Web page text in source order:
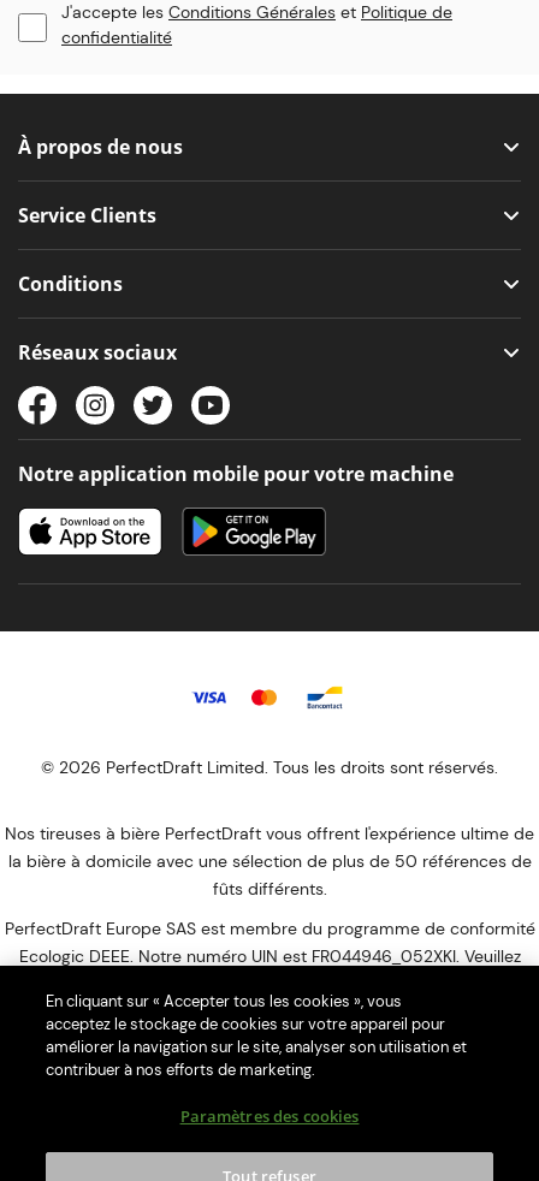
J'accepte les Conditions Générales et Politique de
confidentialité
À propos de nous
Service Clients
Conditions
Réseaux sociaux
Notre application mobile pour votre machine
© 2026 PerfectDraft Limited. Tous les droits sont réservés.
Nos tireuses à bière PerfectDraft vous offrent l'expérience ultime de
la bière à domicile avec une sélection de plus de 50 références de
fûts différents.
PerfectDraft Europe SAS est membre du programme de conformité
Ecologic DEEE. Notre numéro UIN est FR044946_052XKI. Veuillez
de votre DEEE ménagers.
L’abus d’alcool est dangereux pour la santé, à consommer avec
modération.
Merci de ne pas partager le contenu de ce site avec des mineurs. La
enceintes. La vente d'alcool à des mineurs de moins de 18 ans est
En cliquant sur « Accepter tous les cookies », vous
acceptez le stockage de cookies sur votre appareil pour
améliorer la navigation sur le site, analyser son utilisation et
contribuer à nos efforts de marketing.
Paramètres des cookies
Tout refuser